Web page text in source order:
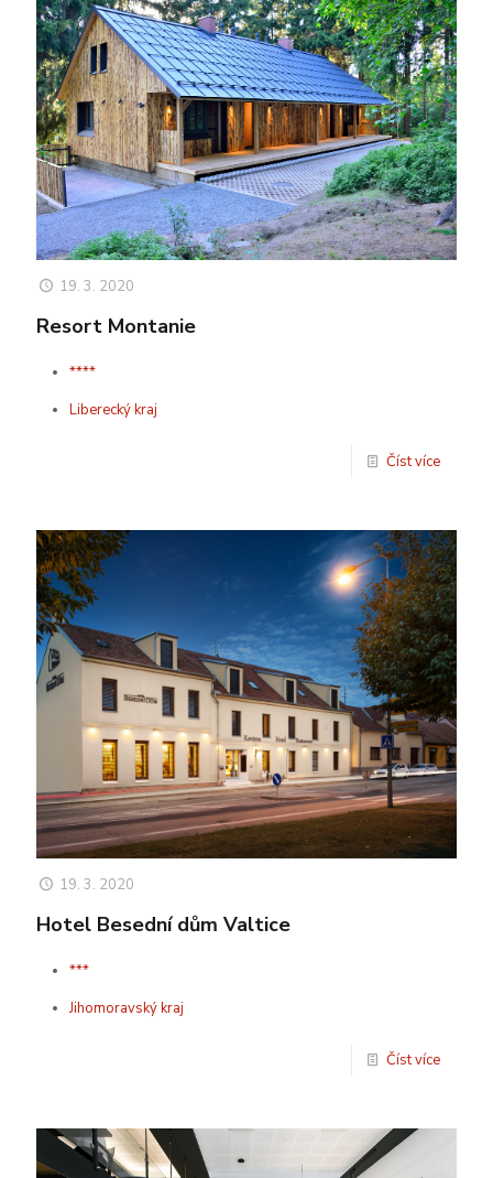
19. 3. 2020
Resort Montanie
****
Liberecký kraj
Číst více
19. 3. 2020
Hotel Besední dům Valtice
***
Jihomoravský kraj
Číst více